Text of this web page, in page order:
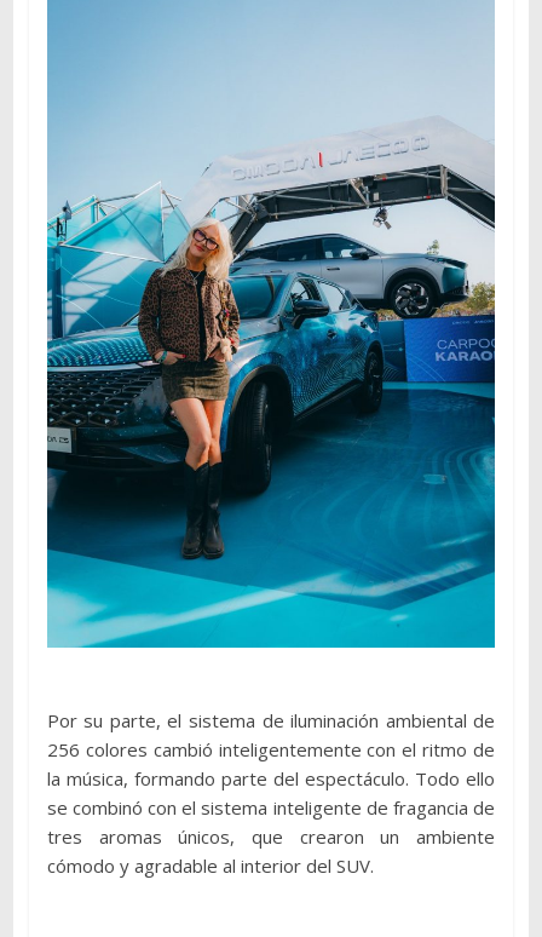
Por su parte, el sistema de iluminación ambiental de
256 colores cambió inteligentemente con el ritmo de
la música, formando parte del espectáculo. Todo ello
se combinó con el sistema inteligente de fragancia de
tres aromas únicos, que crearon un ambiente
cómodo y agradable al interior del SUV.